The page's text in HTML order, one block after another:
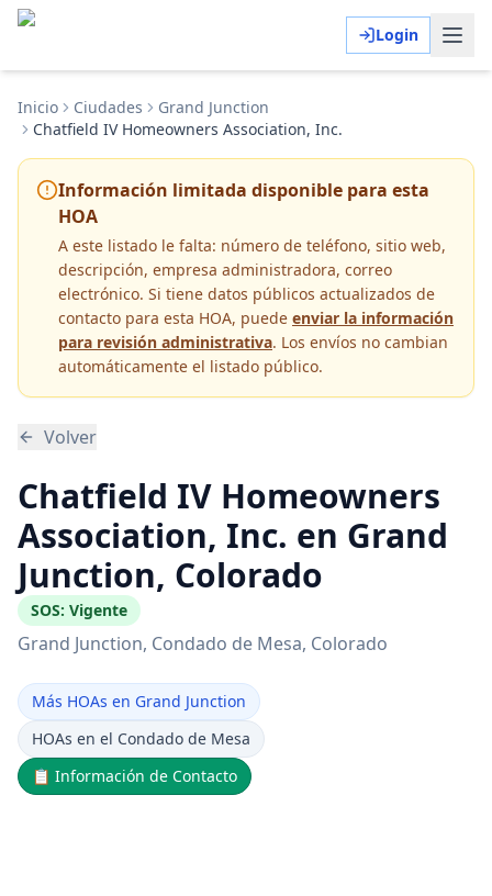
Login
Inicio Ciudades
Grand Junction
Chatfield IV Homeowners Association, Inc.
Información limitada disponible para esta
HOA
A este listado le falta: número de teléfono, sitio web,
descripción, empresa administradora, correo
electrónico. Si tiene datos públicos actualizados de
contacto para esta HOA, puede enviar la información
para revisión administrativa. Los envíos no cambian
automáticamente el listado público.
Volver
Chatfield IV Homeowners
Association, Inc. en Grand
Junction, Colorado
SOS: Vigente
Grand Junction, Condado de Mesa, Colorado
Más HOAs en Grand Junction
HOAs en el Condado de Mesa
📋 Información de Contacto